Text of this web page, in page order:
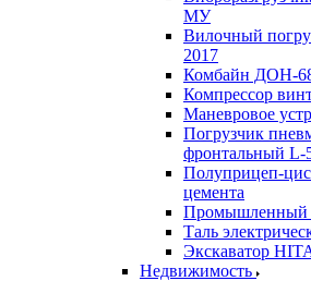
МУ
Вилочный
2017
Комбайн ДОН-
Компрессор
Маневровое
Погрузчик
фронтальный L-
Полуприцеп-
цемента
Промышленный
Таль
Экскаватор
Недвижимость